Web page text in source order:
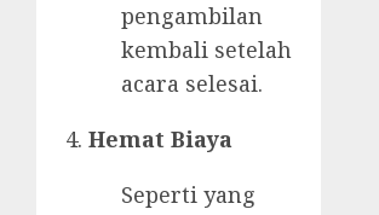
pengambilan
kembali setelah
acara selesai.
Hemat Biaya
Seperti yang